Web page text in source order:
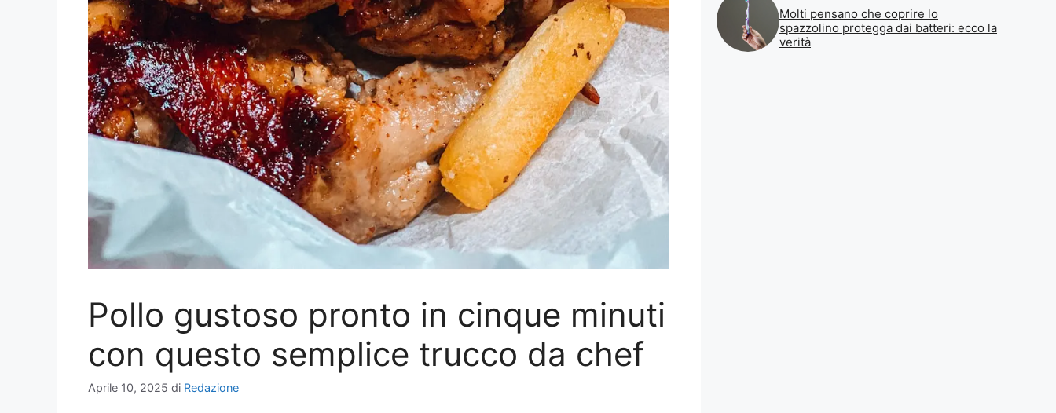
Pollo gustoso pronto in cinque minuti
con questo semplice trucco da chef
Aprile 10, 2025 di Redazione
Molti pensano che coprire lo
spazzolino protegga dai batteri: ecco la
verità